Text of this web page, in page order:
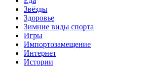
Звёзды
Здоровье
Зимние виды спорта
Игры
Импортозамещение
Интернет
Истории